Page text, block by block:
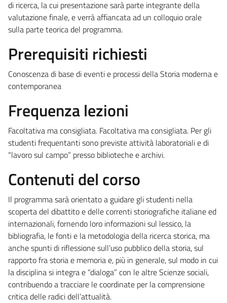
di ricerca, la cui presentazione sarà parte integrante della
valutazione finale, e verrà affiancata ad un colloquio orale
sulla parte teorica del programma.
Prerequisiti richiesti
Conoscenza di base di eventi e processi della Storia moderna e
contemporanea
Frequenza lezioni
Facoltativa ma consigliata. Facoltativa ma consigliata. Per gli
studenti frequentanti sono previste attività laboratoriali e di
“lavoro sul campo” presso biblioteche e archivi.
Contenuti del corso
Il programma sarà orientato a guidare gli studenti nella
scoperta del dibattito e delle correnti storiografiche italiane ed
internazionali, fornendo loro informazioni sul lessico, la
bibliografia, le fonti e la metodologia della ricerca storica, ma
anche spunti di riflessione sull’uso pubblico della storia, sul
rapporto fra storia e memoria e, più in generale, sul modo in cui
la disciplina si integra e “dialoga” con le altre Scienze sociali,
contribuendo a tracciare le coordinate per la comprensione
critica delle radici dell’attualità.